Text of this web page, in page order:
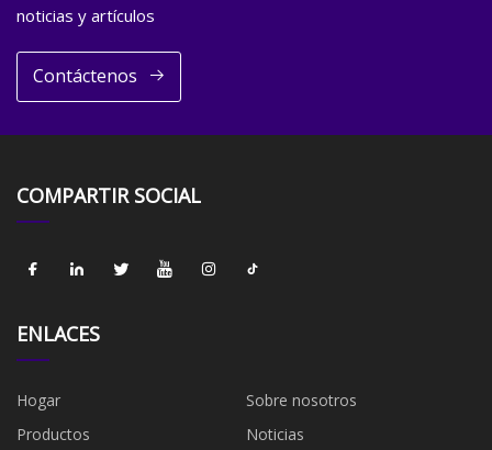
noticias y artículos
Contáctenos
COMPARTIR SOCIAL
ENLACES
Hogar
Sobre nosotros
Productos
Noticias